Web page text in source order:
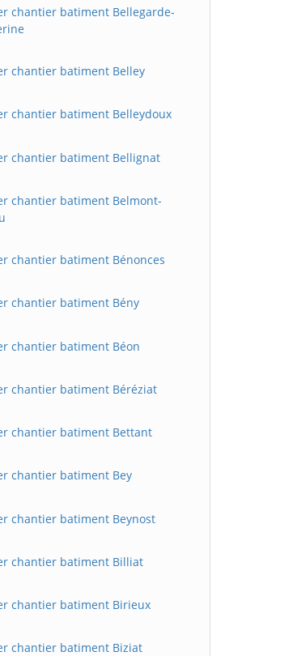
chantier batiment Bellegarde-
chantier batiment Belley
chantier batiment Belleydoux
chantier batiment Bellignat
chantier batiment Belmont-
chantier batiment Bénonces
chantier batiment Bény
chantier batiment Béon
chantier batiment Béréziat
chantier batiment Bettant
chantier batiment Bey
chantier batiment Beynost
chantier batiment Billiat
chantier batiment Birieux
chantier batiment Biziat